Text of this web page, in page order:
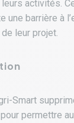
activités.
une barrière à
leur projet.
Smart
pour permettre